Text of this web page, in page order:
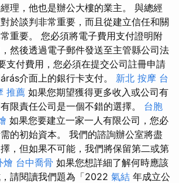
理，他也是辦公大樓的業主。 與總經
於談判非常重要，而且從建立信任和關
重要。 您必須將電子費用支付證明附
然後透過電子郵件發送至主管縣公司法
支付費用，您必須在提交公司註冊申請
介面上的銀行卡支付。 新北 按摩 台
推薦 如果您期望獲得更多收入或公司有
限責任公司是一個不錯的選擇。 台胞
如果您要建立一家一人有限公司，您必
的初始資本。 我們的諮詢辦公室將盡
，但如果不可能，我們將保留第二或第
燴 台中喬骨 如果您想詳細了解何時應該
請閱讀我們題為「2022 氣結 年成立公